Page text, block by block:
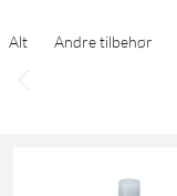
Alt Andre tilbehør